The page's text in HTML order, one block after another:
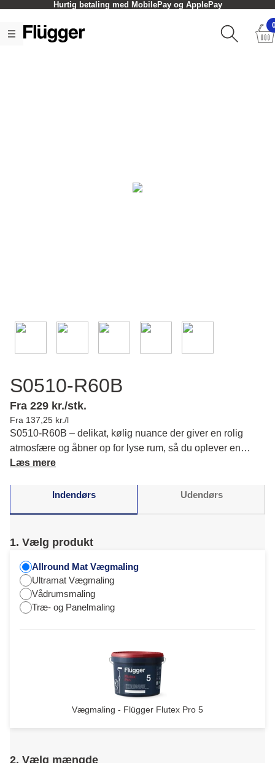
Hurtig betaling med MobilePay og ApplePay
S0510-R60B
Fra 229 kr./stk.
Fra 137,25 kr./l
S0510-R60B – delikat, kølig nuance der giver en rolig
atmosfære og åbner op for lyse rum, så du oplever en
behagelig, stilren base til dine idéer. Læs mere om farvens
Læs mere
Indendørs Udendørs
1. Vælg produkt
Allround Mat Vægmaling
Ultramat Vægmaling
Vådrumsmaling
Træ- og Panelmaling
Vægmaling - Flügger Flutex Pro 5
2. Vælg mængde